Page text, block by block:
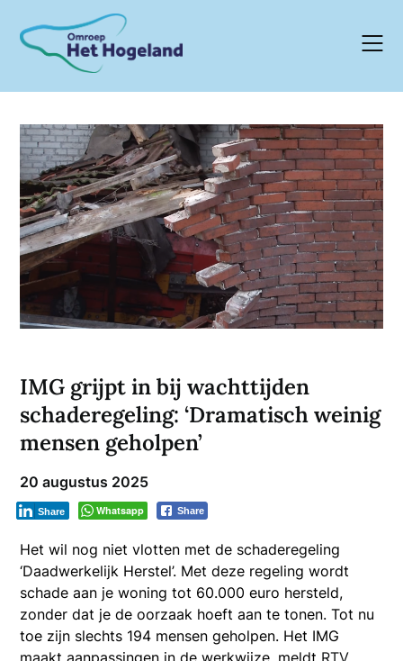
content
IMG grijpt in bij wachttijden
schaderegeling: ‘Dramatisch weinig
mensen geholpen’
20 augustus 2025
Whatsapp Share
Share
Het wil nog niet vlotten met de schaderegeling
‘Daadwerkelijk Herstel’. Met deze regeling wordt
schade aan je woning tot 60.000 euro hersteld,
zonder dat je de oorzaak hoeft aan te tonen. Tot nu
toe zijn slechts 194 mensen geholpen. Het IMG